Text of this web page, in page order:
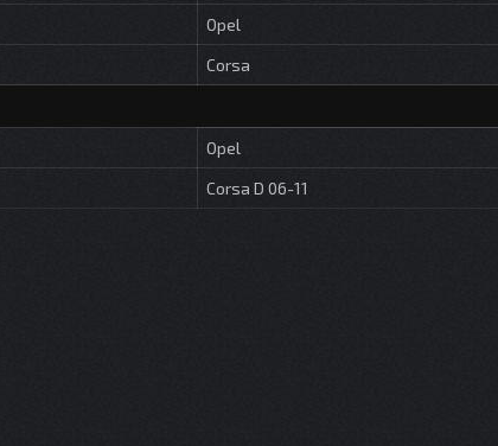
Opel
Corsa
Opel
Corsa D 06-11